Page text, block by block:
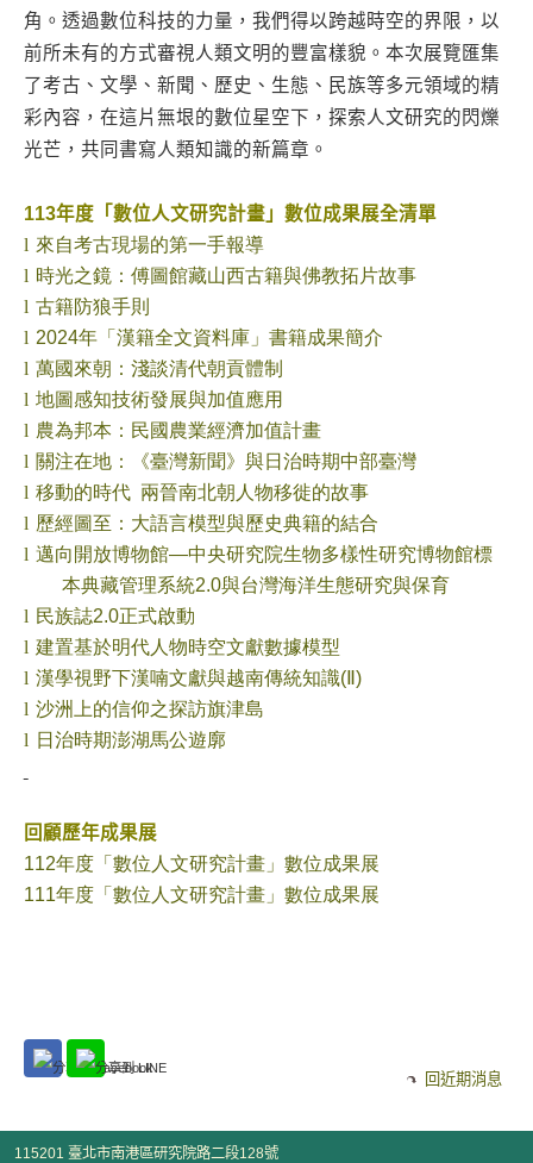
角。透過數位科技的力量，我們得以跨越時空的界限，以
前所未有的方式審視人類文明的豐富樣貌。本次展覽匯集
了考古、文學、新聞、歷史、生態、民族等多元領域的精
彩內容，在這片無垠的數位星空下，探索人文研究的閃爍
光芒，共同書寫人類知識的新篇章。
113年度「數位人文研究計畫」數位成果展全清單
l 來自考古現場的第一手報導
l 時光之鏡：傅圖館藏山西古籍與佛教拓片故事
l 古籍防狼手則
l 2024年「漢籍全文資料庫」書籍成果簡介
l 萬國來朝：淺談清代朝貢體制
l 地圖感知技術發展與加值應用
l 農為邦本：民國農業經濟加值計畫
l 關注在地：《臺灣新聞》與日治時期中部臺灣
l 移動的時代 兩晉南北朝人物移徙的故事
l 歷經圖至：大語言模型與歷史典籍的結合
l 邁向開放博物館—中央研究院生物多樣性研究博物館標
本典藏管理系統2.0與台灣海洋生態研究與保育
l 民族誌2.0正式啟動
l 建置基於明代人物時空文獻數據模型
l 漢學視野下漢喃文獻與越南傳統知識(Ⅱ)
l 沙洲上的信仰之探訪旗津島
l 日治時期澎湖馬公遊廓
回顧歷年成果展
112年度「數位人文研究計畫」數位成果展
111年度「數位人文研究計畫」數位成果展
回近期消息
115201 臺北市南港區研究院路二段128號